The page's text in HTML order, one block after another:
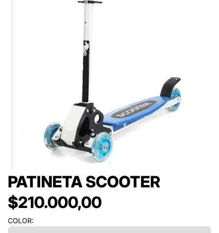
PATINETA SCOOTER
$210.000,00
COLOR: